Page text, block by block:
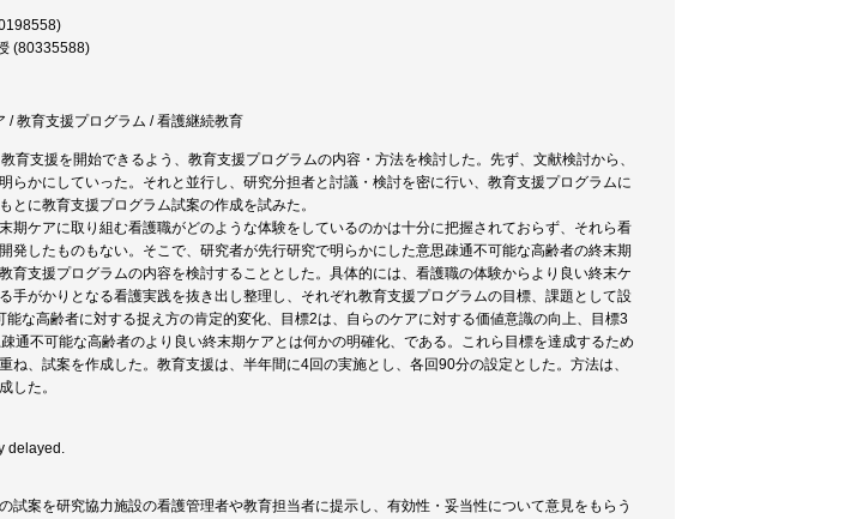
(80335588)
/ 教育支援プログラム / 看護継続教育
育支援を開始できるよう、教育支援プログラムの内容・方法を検討した。先ず、文献検討から、
らかにしていった。それと並行し、研究分担者と討議・検討を密に行い、教育支援プログラムに
とに教育支援プログラム試案の作成を試みた。
期ケアに取り組む看護職がどのような体験をしているのかは十分に把握されておらず、それら看
発したものもない。そこで、研究者が先行研究で明らかにした意思疎通不可能な高齢者の終末期
育支援プログラムの内容を検討することとした。具体的には、看護職の体験からより良い終末ケ
手がかりとなる看護実践を抜き出し整理し、それぞれ教育支援プログラムの目標、課題として設
な高齢者に対する捉え方の肯定的変化、目標2は、自らのケアに対する価値意識の向上、目標3
通不可能な高齢者のより良い終末期ケアとは何かの明確化、である。これら目標を達成するため
ね、試案を作成した。教育支援は、半年間に4回の実施とし、各回90分の設定とした。方法は、
した。
delayed.
試案を研究協力施設の看護管理者や教育担当者に提示し、有効性・妥当性について意見をもらう